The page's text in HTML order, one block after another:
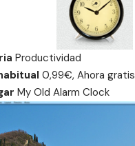
Productividad
0,99€, Ahora gratis
My Old Alarm Clock